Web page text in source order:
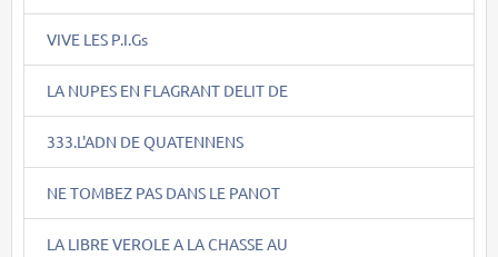
VIVE LES P.I.Gs
LA NUPES EN FLAGRANT DELIT DE
333.L'ADN DE QUATENNENS
NE TOMBEZ PAS DANS LE PANOT
LA LIBRE VEROLE A LA CHASSE AU